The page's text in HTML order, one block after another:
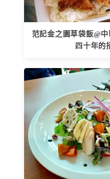
范記金之園草袋飯@
四十年的